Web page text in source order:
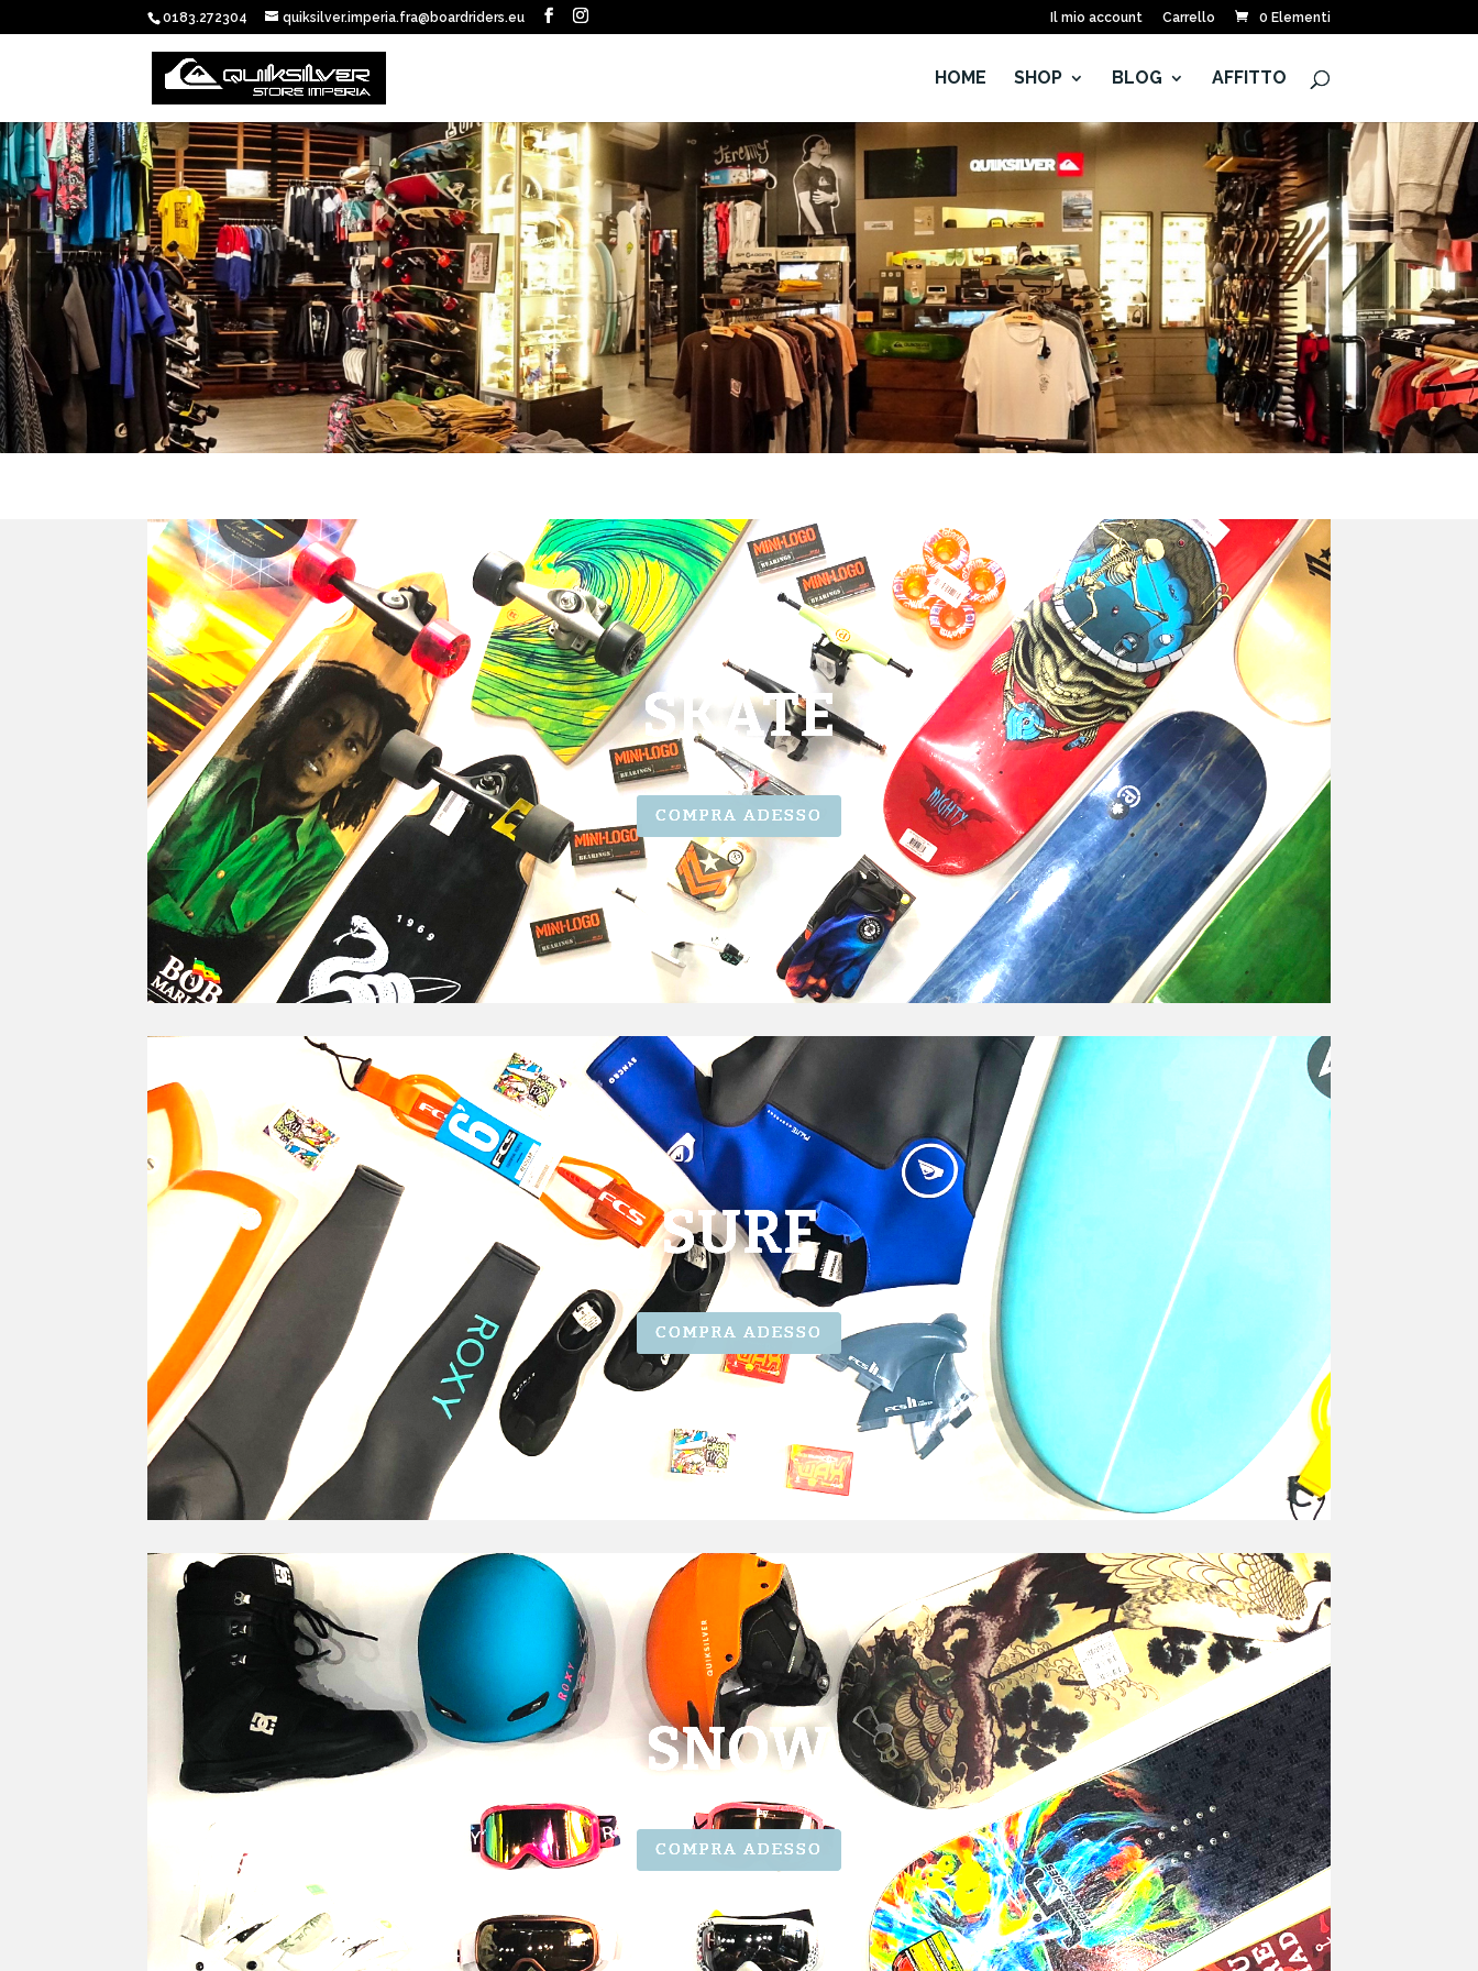
0183.272304 quiksilver.imperia.fra@boardriders.eu Il mio account Carrello 0 Elementi
HOME SHOP BLOG AFFITTO
SKATE
COMPRA ADESSO
SURF
COMPRA ADESSO
SNOW
COMPRA ADESSO